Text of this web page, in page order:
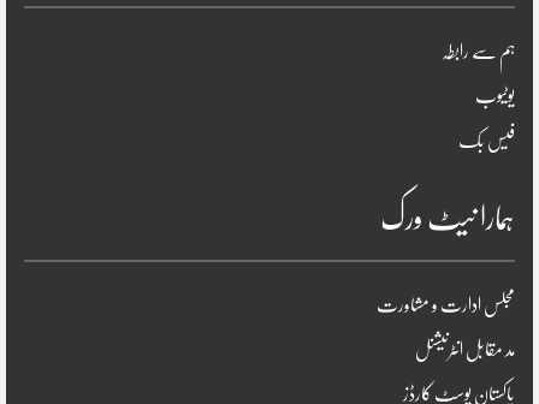
ہم سے رابطہ
یوٹیوب
فیس بک
ہمارا نیٹ ورک
مجلس ادارت و مشاورت
مد مقابل انٹرنیشنل
پاکستان پوسٹ کارڈز